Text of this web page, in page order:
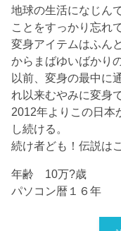
地球の生活になじん
ことをすっかり忘れ
変身アイテムはふん
からまばゆいばかり
以前、変身の最中に
れ以来むやみに変身
2012年よりこの日本
し続ける。
続け者ども！伝説は
年齢 10万?歳
パソコン暦１６年